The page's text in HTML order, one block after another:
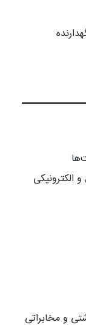
الکترونیکی
و مخابراتی